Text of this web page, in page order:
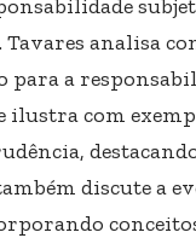
analisa
a
com
discute a